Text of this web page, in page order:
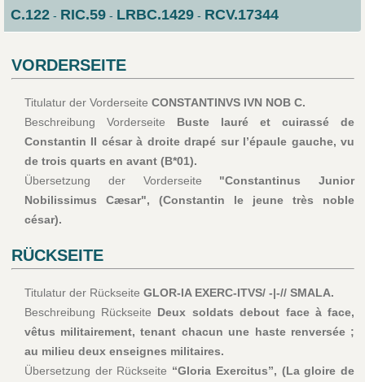
C.122- RIC.59- LRBC.1429- RCV.17344
VORDERSEITE
Titulatur der Vorderseite CONSTANTINVS IVN NOB C.
Beschreibung Vorderseite Buste lauré et cuirassé de
Constantin II césar à droite drapé sur l’épaule gauche, vu
de trois quarts en avant (B*01).
Übersetzung der Vorderseite "Constantinus Junior
Nobilissimus Cæsar", (Constantin le jeune très noble
césar).
RÜCKSEITE
Titulatur der Rückseite GLOR-IA EXERC-ITVS/ -|-// SMALA.
Beschreibung Rückseite Deux soldats debout face à face,
vêtus militairement, tenant chacun une haste renversée ;
au milieu deux enseignes militaires.
Übersetzung der Rückseite “Gloria Exercitus”, (La gloire de